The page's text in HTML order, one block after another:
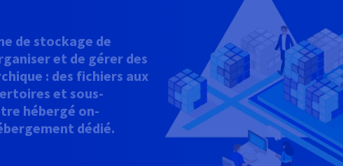
de stockage de
et de gérer des
: des fichiers aux
et sous-
hébergé on-
dédié.